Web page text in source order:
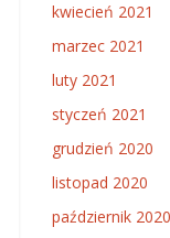
kwiecień 2021
marzec 2021
luty 2021
styczeń 2021
grudzień 2020
listopad 2020
październik 2020